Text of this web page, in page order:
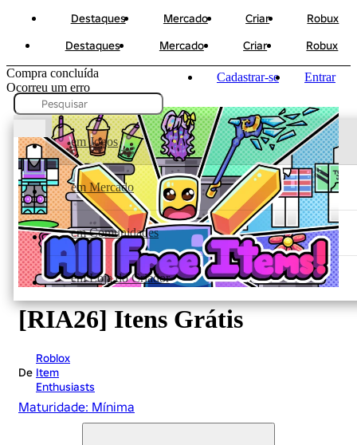
Destaques Mercado Criar
Robux
Destaques
Mercado Criar Robux
em Jogos
em Mercado
em Comunidades
em Loja do Criador
Cadastrar-se Entrar
Compra concluída
Ocorreu um erro
[RIA26] Itens Grátis
De
Roblox
Item
Enthusiasts
Maturidade: Mínima